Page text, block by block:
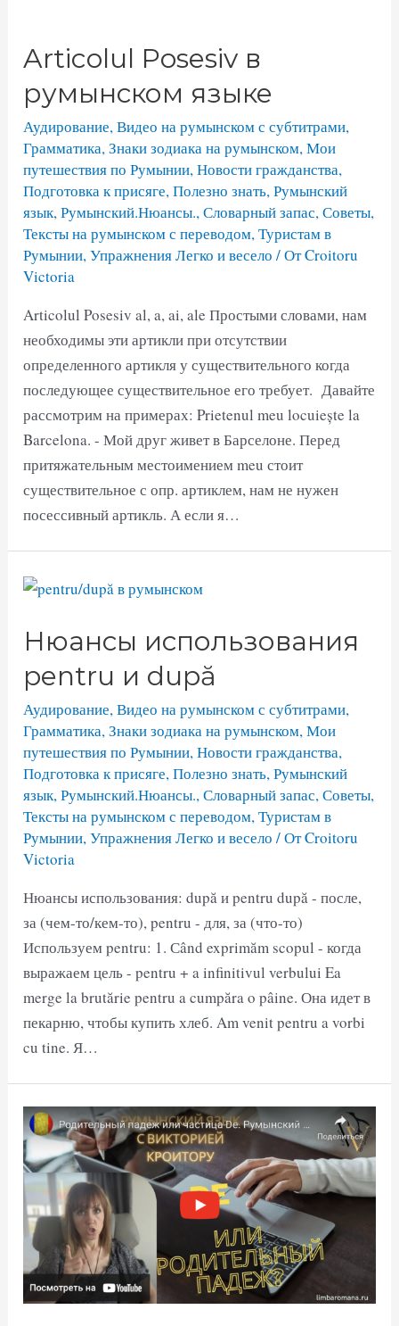
Articolul Posesiv в
румынском языке
Аудирование,Видео на румынском с субтитрами,
Грамматика,Знаки зодиака на румынском,Мои
путешествия по Румынии,Новости гражданства,
Подготовка к присяге,Полезно знать,Румынский
язык,Румынский.Нюансы.,Словарный запас,Советы,
Тексты на румынском с переводом,Туристам в
Румынии,Упражнения Легко и весело / ОтCroitoru
Victoria
Articolul Posesiv al, a, ai, ale Простыми словами, нам
необходимы эти артикли при отсутствии
определенного артикля у существительного когда
последующее существительное его требует. Давайте
рассмотрим на примерах: Prietenul meu locuiește la
Barcelona. - Мой друг живет в Барселоне. Перед
притяжательным местоимением meu стоит
существительное с опр. артиклем, нам не нужен
посессивный артикль. А если я…
Нюансы использования
pentru и după
Аудирование,Видео на румынском с субтитрами,
Грамматика,Знаки зодиака на румынском,Мои
путешествия по Румынии,Новости гражданства,
Подготовка к присяге,Полезно знать,Румынский
язык,Румынский.Нюансы.,Словарный запас,Советы,
Тексты на румынском с переводом,Туристам в
Румынии,Упражнения Легко и весело / ОтCroitoru
Victoria
Нюансы использования: după и pentru după - после,
за (чем-то/кем-то), pentru - для, за (что-то)
Используем pentru: 1. Сând exprimăm scopul - когда
выражаем цель - pentru + a infinitivul verbului Ea
merge la brutărie pentru a cumpăra o pâine. Она идет в
пекарню, чтобы купить хлеб. Am venit pentru a vorbi
cu tine. Я…